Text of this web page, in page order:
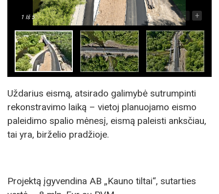
1 Iš 5 - +
Uždarius eismą, atsirado galimybė sutrumpinti
rekonstravimo laiką – vietoj planuojamo eismo
paleidimo spalio mėnesį, eismą paleisti anksčiau,
tai yra, birželio pradžioje.
Projektą įgyvendina AB „Kauno tiltai“, sutarties